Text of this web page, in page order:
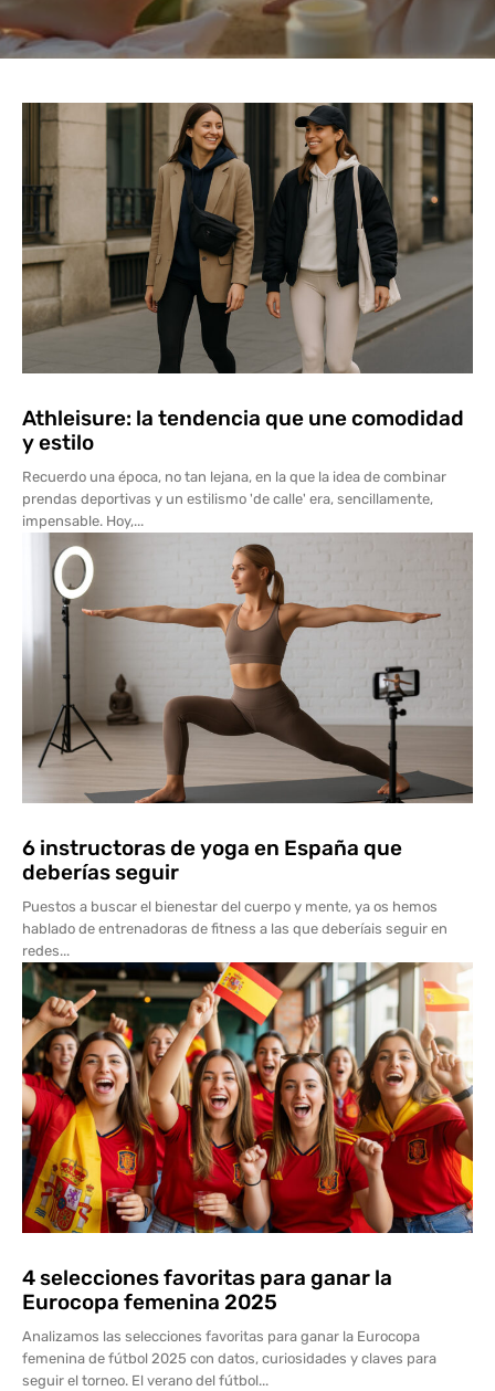
Athleisure: la tendencia que une comodidad
y estilo
Recuerdo una época, no tan lejana, en la que la idea de combinar
prendas deportivas y un estilismo 'de calle' era, sencillamente,
impensable. Hoy,...
6 instructoras de yoga en España que
deberías seguir
Puestos a buscar el bienestar del cuerpo y mente, ya os hemos
hablado de entrenadoras de fitness a las que deberíais seguir en
redes...
4 selecciones favoritas para ganar la
Eurocopa femenina 2025
Analizamos las selecciones favoritas para ganar la Eurocopa
femenina de fútbol 2025 con datos, curiosidades y claves para
seguir el torneo. El verano del fútbol...